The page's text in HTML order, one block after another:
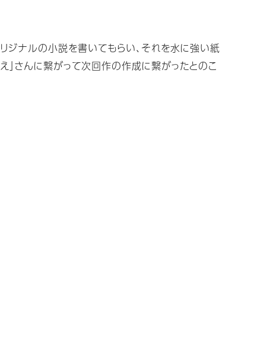
ジナルの小説を書いてもらい、それを水に強い紙
」さんに繋がって次回作の作成に繋がったとのこ